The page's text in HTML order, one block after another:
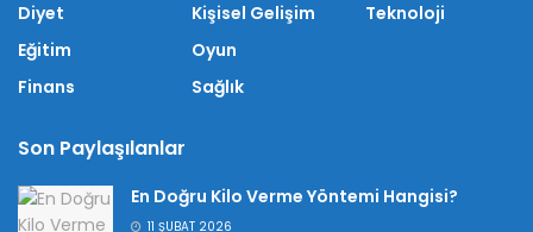
Diyet
Eğitim
Finans
Kişisel Gelişim
Oyun
Sağlık
Teknoloji
Son Paylaşılanlar
En Doğru Kilo Verme Yöntemi Hangisi?
11 ŞUBAT 2026